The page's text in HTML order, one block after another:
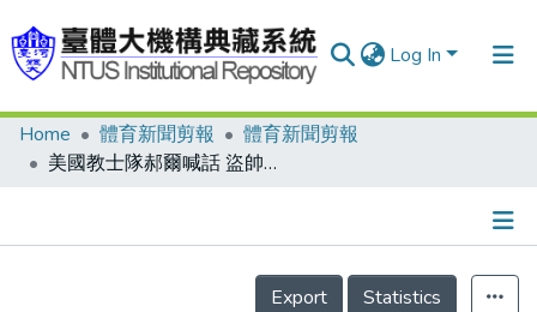
Log In
Communities & Collections
Home 體育新聞剪報
體育新聞剪報
美國教士隊郝爾喊話 盜帥林易增接招 身高175公分體重82公斤 今年小聯盟的MVP 決好好秀一下讓大家看看什麼叫盜壘/兄弟要添打擊教練 山根俊英休假返日求才
Details
Export
Statistics